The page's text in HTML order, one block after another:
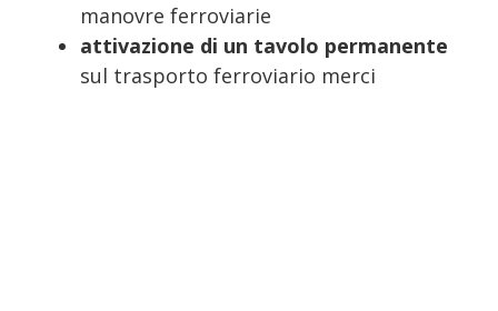
manovre ferroviarie
attivazione di un tavolo permanente
sul trasporto ferroviario merci